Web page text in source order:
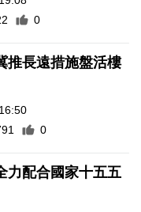
0
推長遠措施盤活樓
0
力配合國家十五五